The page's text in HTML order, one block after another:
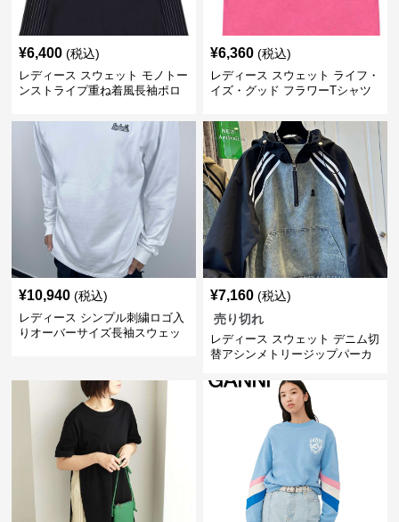
¥6,400 (税込)
レディース スウェット モノトー
ンストライプ重ね着風長袖ポロ
¥6,360 (税込)
レディース スウェット ライフ・
イズ・グッド フラワーTシャツ
¥10,940 (税込)
レディース シンプル刺繍ロゴ入
りオーバーサイズ長袖スウェッ
¥7,160 (税込)
売り切れ
レディース スウェット デニム切
替アシンメトリージップパーカ